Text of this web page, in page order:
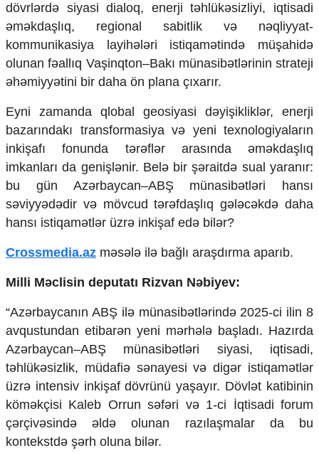
Elm və təhsil
Mədəniyyət
Diaspor
Yüksəliş hekayəsi
Mədəniyyətimizin Zəfəri
Zəfər Diasporu
Səhiyyə
Ailə və uşaq
Turizm
İqtisadiyyat
İqtisadi xəbərlər
Energetika
Neft-qaz
Əmək və sosial siyasət
Kənd təsərrüfatı
Telekommunikasiya və nəqliyyat
Cəmiyyət
Crossmedia.az - 1 yaş
Siyasət
Məhkəmə və hüquq
Ekologiya
Zəfər - 5
Gənclər və İdman
Media və QHT
dövrlərdə siyasi dialoq, enerji təhlükəsizliyi, iqtisadi
əməkdaşlıq, regional sabitlik və nəqliyyat-
kommunikasiya layihələri istiqamətində müşahidə
olunan fəallıq Vaşinqton–Bakı münasibətlərinin strateji
əhəmiyyətini bir daha ön plana çıxarır.
Eyni zamanda qlobal geosiyasi dəyişikliklər, enerji
bazarındakı transformasiya və yeni texnologiyaların
inkişafı fonunda tərəflər arasında əməkdaşlıq
imkanları da genişlənir. Belə bir şəraitdə sual yaranır:
bu gün Azərbaycan–ABŞ münasibətləri hansı
səviyyədədir və mövcud tərəfdaşlıq gələcəkdə daha
hansı istiqamətlər üzrə inkişaf edə bilər?
Crossmedia.az məsələ ilə bağlı araşdırma aparıb.
Milli Məclisin deputatı Rizvan Nəbiyev:
“Azərbaycanın ABŞ ilə münasibətlərində 2025-ci ilin 8
avqustundan etibarən yeni mərhələ başladı. Hazırda
Azərbaycan–ABŞ münasibətləri siyasi, iqtisadi,
təhlükəsizlik, müdafiə sənayesi və digər istiqamətlər
üzrə intensiv inkişaf dövrünü yaşayır. Dövlət katibinin
köməkçisi Kaleb Orrun səfəri və 1-ci İqtisadi forum
çərçivəsində əldə olunan razılaşmalar da bu
kontekstdə şərh oluna bilər.